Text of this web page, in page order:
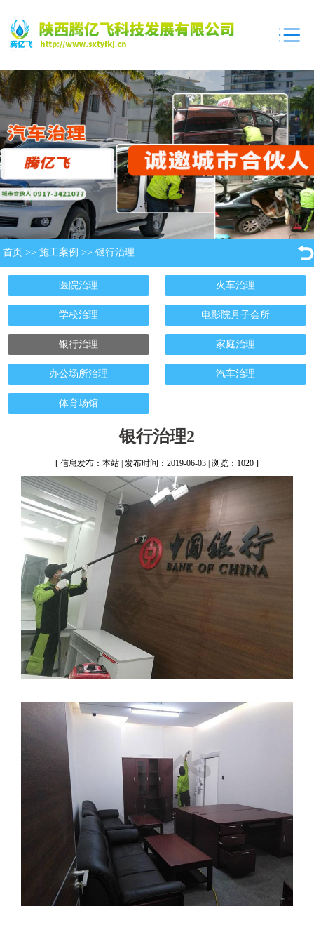
首页 >> 施工案例 >> 银行治理
医院治理 火车治理
学校治理 电影院月子会所
银行治理 家庭治理
办公场所治理 汽车治理
体育场馆
银行治理2
[ 信息发布：本站 | 发布时间：2019-06-03 | 浏览：1020 ]